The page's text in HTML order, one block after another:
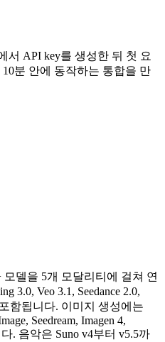
서 API key를 생성한 뒤 첫 요
분 안에 동작하는 통합을 만
델을 5개 모달리티에 걸쳐 연
3.0, Veo 3.1, Seedance 2.0,
함됩니다. 이미지 생성에는
Seedream, Imagen 4,
. 음악은 Suno v4부터 v5.5까